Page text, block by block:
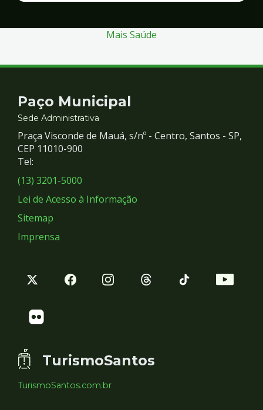
Segurança
Mais Saúde
Contato
e
Redes
Sociais
Paço Municipal
Sede Administrativa
Praça Visconde de Mauá, s/nº - Centro, Santos - SP,
CEP 11010-900
Tel:
(13) 3201-5000
Lei de Acesso à Informação
Sitemap
Imprensa
TurismoSantos
TurismoSantos.com.br